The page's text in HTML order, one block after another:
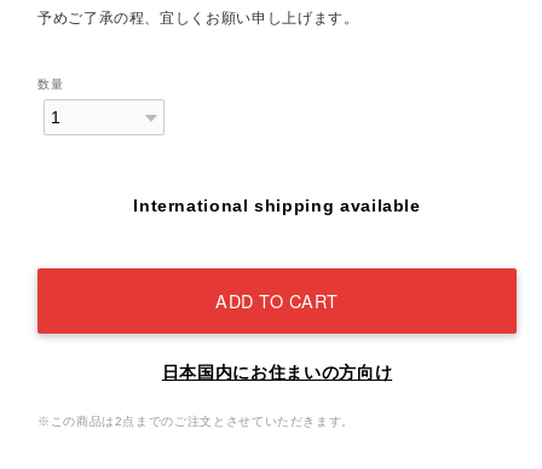
予めご了承の程、宜しくお願い申し上げます。
数量
International shipping available
ADD TO CART
日本国内にお住まいの方向け
※この商品は2点までのご注文とさせていただきます。